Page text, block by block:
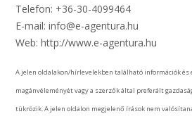
Telefon: +36-30-4099464
E-mail: info@e-agentura.hu
Web: http://www.e-agentura.hu
A jelen oldalakon/hírlevelekben található információk és
magánvéleményét vagy a szerzők által preferált
tükrözik. A jelen oldalon megjelenő írások nem